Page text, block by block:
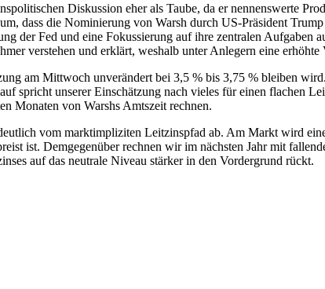
Diskussion eher als Taube, da er nennenswerte
dass die Nominierung von Warsh durch US-Präsident
der Fed und eine Fokussierung auf ihre zentralen
verstehen und erklärt, weshalb unter Anlegern eine
am Mittwoch unverändert bei 3,5 % bis 3,75 % bleiben
spricht unserer Einschätzung nach vieles für einen flachen
Monaten von Warshs Amtszeit rechnen.
vom marktimpliziten Leitzinspfad ab. Am Markt wird
ist. Demgegenüber rechnen wir im nächsten Jahr mit
auf das neutrale Niveau stärker in den Vordergrund rückt.